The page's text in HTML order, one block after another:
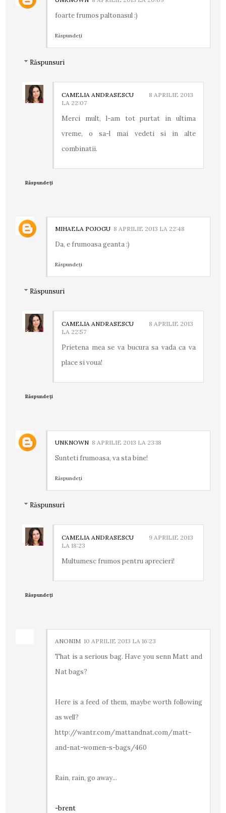
foarte frumos paltonasul :)
Răspundeți
Răspunsuri
CAMELIA ANDRASESCU
8 APRILIE 2013
LA 22:07
Merci mult, l-am tot purtat in ultima
vreme, o sa-l mai vedeti si in alte
combinatii.
Răspundeți
MIHAELA POJOGU 8 APRILIE 2013 LA 22:48
Da, e frumoasa geanta :)
Răspundeți
Răspunsuri
CAMELIA ANDRASESCU
8 APRILIE 2013
LA 22:57
Prietena mea se va bucura sa vada ca va
place si voua!
Răspundeți
UNKNOWN 8 APRILIE 2013 LA 23:18
Sunteti frumoasa, va sta bine!
Răspundeți
Răspunsuri
CAMELIA ANDRASESCU
9 APRILIE 2013
LA 18:23
Multumesc frumos pentru aprecieri!
Răspundeți
ANONIM 10 APRILIE 2013 LA 16:23
That is a serious bag. Have you senn Matt and
Nat bags?
Here is a feed of them, maybe worth following
as well?
http://wantr.com/mattandnat.com/matt-
and-nat-women-s-bags/460
Rain, rain, go away...
-brent